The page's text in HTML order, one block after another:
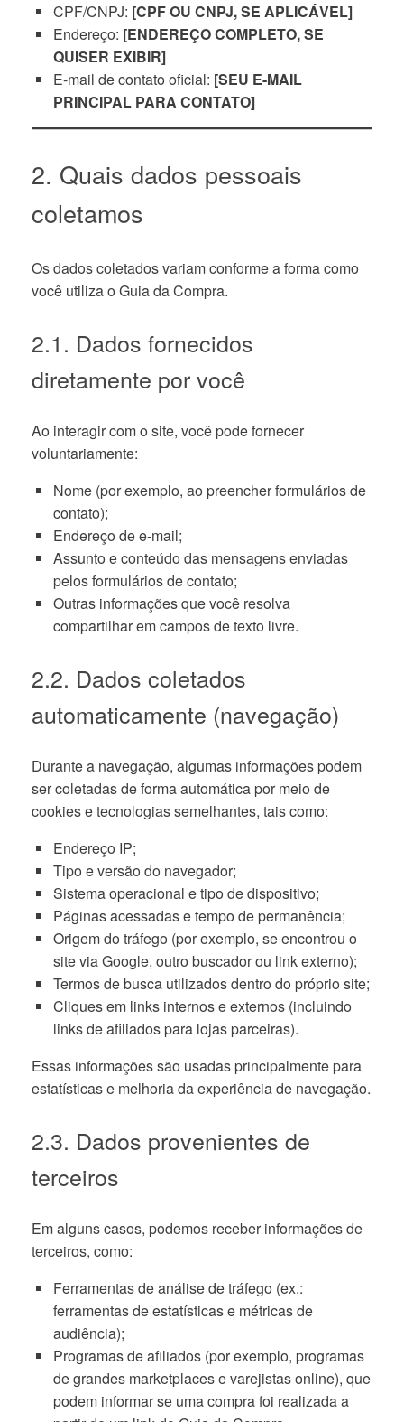
CPF/CNPJ: [CPF OU CNPJ, SE APLICÁVEL]
Endereço: [ENDEREÇO COMPLETO, SE
QUISER EXIBIR]
E-mail de contato oficial: [SEU E-MAIL
PRINCIPAL PARA CONTATO]
2. Quais dados pessoais
coletamos
Os dados coletados variam conforme a forma como
você utiliza o Guia da Compra.
2.1. Dados fornecidos
diretamente por você
Ao interagir com o site, você pode fornecer
voluntariamente:
Nome (por exemplo, ao preencher formulários de
contato);
Endereço de e-mail;
Assunto e conteúdo das mensagens enviadas
pelos formulários de contato;
Outras informações que você resolva
compartilhar em campos de texto livre.
2.2. Dados coletados
automaticamente (navegação)
Durante a navegação, algumas informações podem
ser coletadas de forma automática por meio de
cookies e tecnologias semelhantes, tais como:
Endereço IP;
Tipo e versão do navegador;
Sistema operacional e tipo de dispositivo;
Páginas acessadas e tempo de permanência;
Origem do tráfego (por exemplo, se encontrou o
site via Google, outro buscador ou link externo);
Termos de busca utilizados dentro do próprio site;
Cliques em links internos e externos (incluindo
links de afiliados para lojas parceiras).
Essas informações são usadas principalmente para
estatísticas e melhoria da experiência de navegação.
2.3. Dados provenientes de
terceiros
Em alguns casos, podemos receber informações de
terceiros, como:
Ferramentas de análise de tráfego (ex.:
ferramentas de estatísticas e métricas de
audiência);
Programas de afiliados (por exemplo, programas
de grandes marketplaces e varejistas online), que
podem informar se uma compra foi realizada a